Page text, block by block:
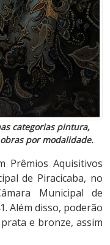
categorias pintura,
por modalidade.
Prêmios Aquisitivos
de Piracicaba, no
Municipal de
Além disso, poderão
e bronze, assim